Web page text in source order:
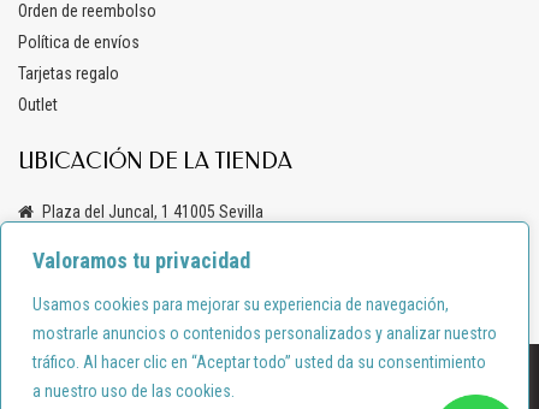
Valoramos tu privacidad
Usamos cookies para mejorar su experiencia de navegación,
mostrarle anuncios o contenidos personalizados y analizar nuestro
tráfico. Al hacer clic en “Aceptar todo” usted da su consentimiento
a nuestro uso de las cookies.
Orden de reembolso
Política de envíos
Tarjetas regalo
Outlet
UBICACIÓN DE LA TIENDA
Plaza del Juncal, 1 41005 Sevilla
+34 619 69 47 03
Diseño por:
shortcode.es